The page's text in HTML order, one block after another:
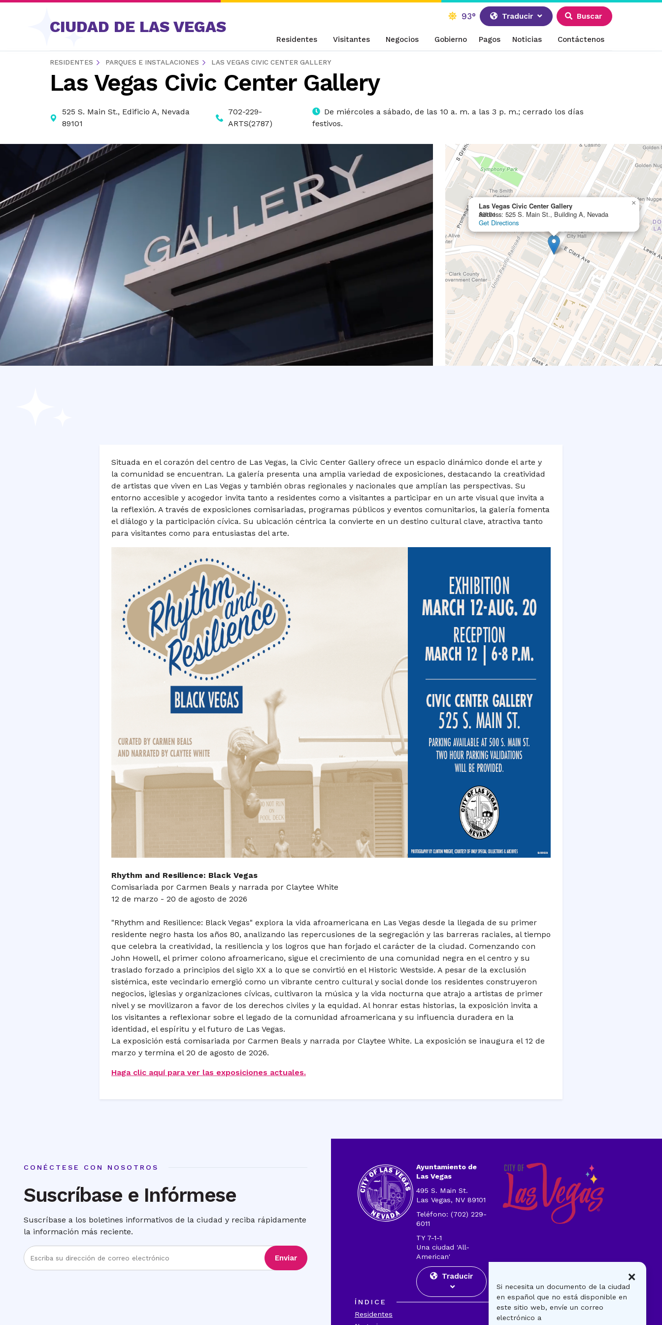
Saltar al contenido
CIUDAD DE LAS VEGAS
93° Traducir Buscar
Residentes Visitantes Negocios Gobierno Pagos Noticias Contáctenos
RESIDENTES PARQUES E INSTALACIONES LAS VEGAS CIVIC CENTER GALLERY
Las Vegas Civic Center Gallery
525 S. Main St., Edificio A, Nevada
89101
702-229-
ARTS(2787)
De miércoles a sábado, de las 10 a. m. a las 3 p. m.; cerrado los días
festivos.
Las Vegas Civic Center Gallery
Address: 525 S. Main St., Building A, Nevada 89101
Get Directions
×
Situada en el corazón del centro de Las Vegas, la Civic Center Gallery ofrece un espacio dinámico donde el arte y
la comunidad se encuentran. La galería presenta una amplia variedad de exposiciones, destacando la creatividad
de artistas que viven en Las Vegas y también obras regionales y nacionales que amplían las perspectivas. Su
entorno accesible y acogedor invita tanto a residentes como a visitantes a participar en un arte visual que invita a
la reflexión. A través de exposiciones comisariadas, programas públicos y eventos comunitarios, la galería fomenta
el diálogo y la participación cívica. Su ubicación céntrica la convierte en un destino cultural clave, atractiva tanto
para visitantes como para entusiastas del arte.
Rhythm and Resilience: Black Vegas
Comisariada por Carmen Beals y narrada por Claytee White
12 de marzo - 20 de agosto de 2026
"Rhythm and Resilience: Black Vegas" explora la vida afroamericana en Las Vegas desde la llegada de su primer
residente negro hasta los años 80, analizando las repercusiones de la segregación y las barreras raciales, al tiempo
que celebra la creatividad, la resiliencia y los logros que han forjado el carácter de la ciudad. Comenzando con
John Howell, el primer colono afroamericano, sigue el crecimiento de una comunidad negra en el centro y su
traslado forzado a principios del siglo XX a lo que se convirtió en el Historic Westside. A pesar de la exclusión
sistémica, este vecindario emergió como un vibrante centro cultural y social donde los residentes construyeron
negocios, iglesias y organizaciones cívicas, cultivaron la música y la vida nocturna que atrajo a artistas de primer
nivel y se movilizaron a favor de los derechos civiles y la equidad. Al honrar estas historias, la exposición invita a
los visitantes a reflexionar sobre el legado de la comunidad afroamericana y su influencia duradera en la
identidad, el espíritu y el futuro de Las Vegas.
La exposición está comisariada por Carmen Beals y narrada por Claytee White. La exposición se inaugura el 12 de
marzo y termina el 20 de agosto de 2026.
Haga clic aquí para ver las exposiciones actuales.
CONÉCTESE CON NOSOTROS
Suscríbase e Infórmese
Suscríbase a los boletines informativos de la ciudad y reciba rápidamente
la información más reciente.
Ingrese
la
Enviar
Ayuntamiento de
Las Vegas
495 S. Main St.
Las Vegas, NV 89101
Teléfono: (702) 229-
6011
TY 7-1-1
Una ciudad 'All-
American'
Traducir
ÍNDICE
Residentes
Visitantes
Si necesita un documento de la ciudad
en español que no está disponible en
este sitio web, envíe un correo
electrónico a
×